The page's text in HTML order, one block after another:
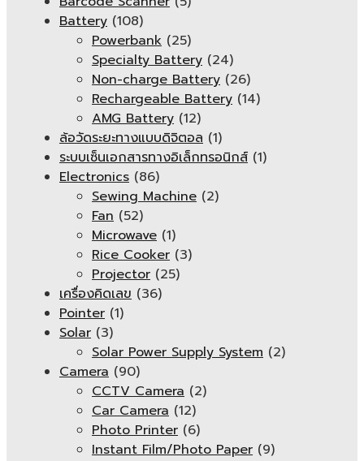
Battery (108)
Powerbank (25)
Specialty Battery (24)
Non-charge Battery (26)
Rechargeable Battery (14)
AMG Battery (12)
ล้อวัดระยะทางแบบดิจิตอล (1)
ระบบเซ็นเอกสารทางอิเล็กทรอนิกส์ (1)
Electronics (86)
Sewing Machine (2)
Fan (52)
Microwave (1)
Rice Cooker (3)
Projector (25)
เครื่องคิดเลข (36)
Pointer (1)
Solar (3)
Solar Power Supply System (2)
Camera (90)
CCTV Camera (2)
Car Camera (12)
Photo Printer (6)
Instant Film/Photo Paper (9)